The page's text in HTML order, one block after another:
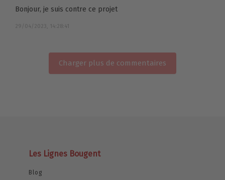
Bonjour, je suis contre ce projet
29/04/2023, 14:28:41
Charger plus de commentaires
Les Lignes Bougent
Blog